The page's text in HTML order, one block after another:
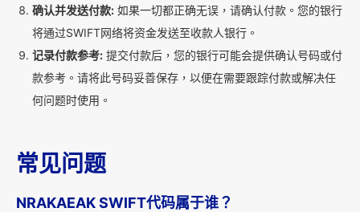
确认并发送付款: 如果一切都正确无误，请确认付款。您的银行
将通过SWIFT网络将资金发送至收款人银行。
记录付款参考: 提交付款后，您的银行可能会提供确认号码或付
款参考。请将此号码妥善保存，以便在需要跟踪付款或解决任
何问题时使用。
常见问题
NRAKAEAK SWIFT代码属于谁？